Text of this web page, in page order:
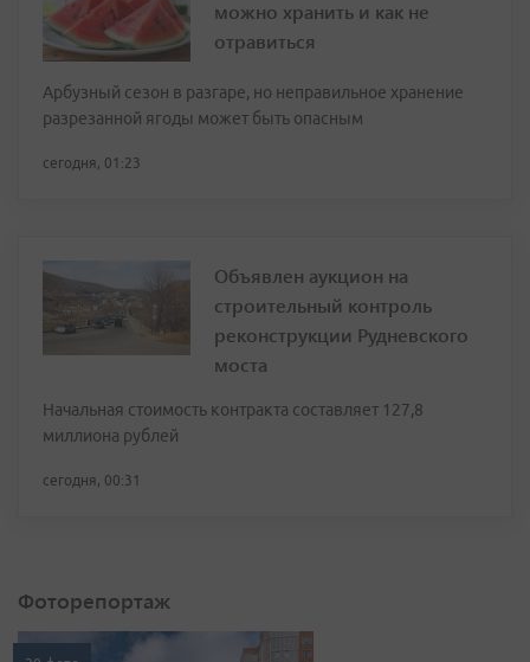
можно хранить и как не
отравиться
Арбузный сезон в разгаре, но неправильное хранение
разрезанной ягоды может быть опасным
сегодня, 01:23
Объявлен аукцион на
строительный контроль
реконструкции Рудневского
моста
Начальная стоимость контракта составляет 127,8
миллиона рублей
сегодня, 00:31
Фоторепортаж